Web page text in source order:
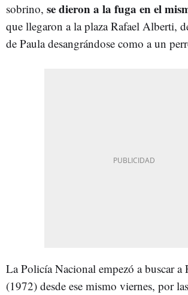
sobrino, se dieron a la fuga en el
que llegaron a la plaza Rafael Alberti,
de Paula desangrándose como a un
La Policía Nacional empezó a buscar a
(1972) desde ese mismo viernes, por